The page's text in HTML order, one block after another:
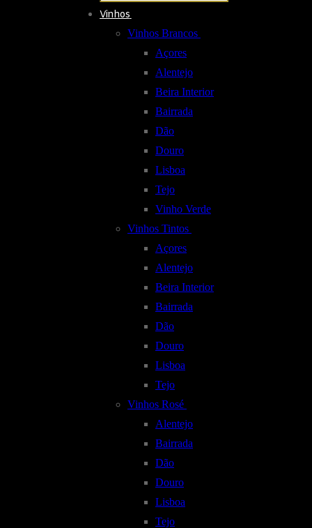
Vinhos
Vinhos Brancos
Açores
Alentejo
Beira Interior
Bairrada
Dão
Douro
Lisboa
Tejo
Vinho Verde
Vinhos Tintos
Açores
Alentejo
Beira Interior
Bairrada
Dão
Douro
Lisboa
Tejo
Vinhos Rosé
Alentejo
Bairrada
Dão
Douro
Lisboa
Tejo